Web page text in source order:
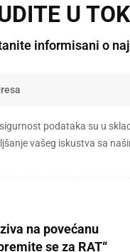
U
informisani o
podataka su u
vašeg iskustva sa
na povećanu
se za RAT“